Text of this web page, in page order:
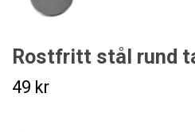
Rostfritt stål rund
49 kr